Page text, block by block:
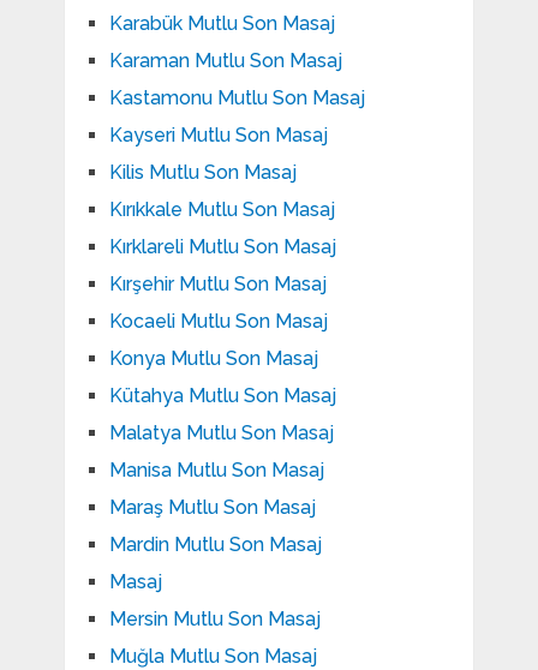
Karabük Mutlu Son Masaj
Karaman Mutlu Son Masaj
Kastamonu Mutlu Son Masaj
Kayseri Mutlu Son Masaj
Kilis Mutlu Son Masaj
Kırıkkale Mutlu Son Masaj
Kırklareli Mutlu Son Masaj
Kırşehir Mutlu Son Masaj
Kocaeli Mutlu Son Masaj
Konya Mutlu Son Masaj
Kütahya Mutlu Son Masaj
Malatya Mutlu Son Masaj
Manisa Mutlu Son Masaj
Maraş Mutlu Son Masaj
Mardin Mutlu Son Masaj
Masaj
Mersin Mutlu Son Masaj
Muğla Mutlu Son Masaj